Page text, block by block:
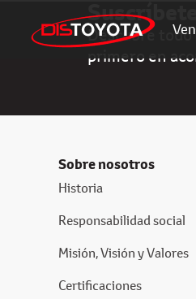
Descubre
primero en
Sobre nosotros
Historia
Responsabilidad social
Misión, Visión y Valores
Certificaciones